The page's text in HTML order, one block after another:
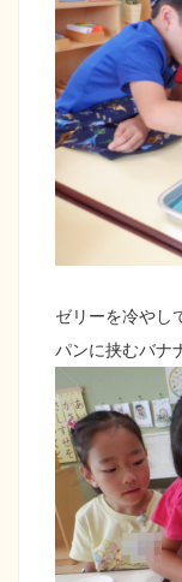
ゼリーを冷やし
パンに挟むバナ